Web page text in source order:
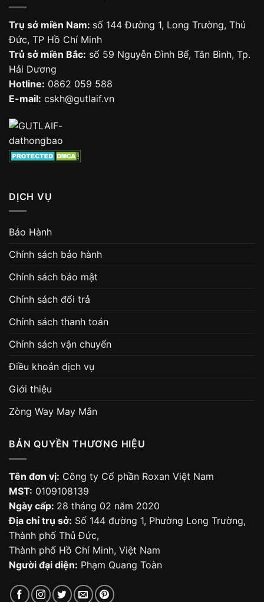
Trụ sở miền Nam: số 144 Đường 1, Long Trường, Thủ
Đức, TP Hồ Chí Minh
Trủ sở miền Bắc: số 59 Nguyễn Đình Bể, Tân Bình, Tp.
Hải Dương
Hotline: 0862 059 588
E-mail: cskh@gutlaif.vn
DỊCH VỤ
Bảo Hành
Chính sách bảo hành
Chính sách bảo mật
Chính sách đổi trả
Chính sách thanh toán
Chính sách vận chuyển
Điều khoản dịch vụ
Giới thiệu
Zòng Way May Mắn
BẢN QUYỀN THƯƠNG HIỆU
Tên đơn vị: Công ty Cổ phần Roxan Việt Nam
MST: 0109108139
Ngày cấp: 28 tháng 02 năm 2020
Địa chỉ trụ sở: Số 144 đường 1, Phường Long Trường,
Thành phố Thủ Đức,
Thành phố Hồ Chí Minh, Việt Nam
Người đại diện: Phạm Quang Toàn